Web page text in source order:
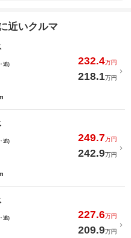
近いクルマ
追)
232.4万円
218.1万円
追)
249.7万円
242.9万円
追)
227.6万円
209.9万円